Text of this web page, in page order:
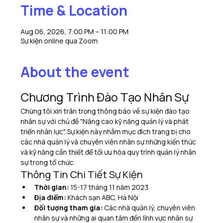
Time & Location
Aug 06, 2026, 7:00 PM – 11:00 PM
Sự kiện online qua Zoom
About the event
Chương Trình Đào Tạo Nhân Sự
Chúng tôi xin trân trọng thông báo về sự kiện đào tạo
nhân sự với chủ đề "Nâng cao kỹ năng quản lý và phát
triển nhân lực". Sự kiện này nhằm mục đích trang bị cho
các nhà quản lý và chuyên viên nhân sự những kiến thức
và kỹ năng cần thiết để tối ưu hóa quy trình quản lý nhân
sự trong tổ chức.
Thông Tin Chi Tiết Sự Kiện
Thời gian: 15-17 tháng 11 năm 2023
Địa điểm: Khách sạn ABC, Hà Nội
Đối tượng tham gia: Các nhà quản lý, chuyên viên
nhân sự và những ai quan tâm đến lĩnh vực nhân sự